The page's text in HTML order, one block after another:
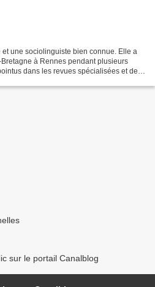
une sociolinguiste bien connue. Elle a
à Rennes pendant plusieurs
dans les revues spécialisées et des
sur le portail Canalblog